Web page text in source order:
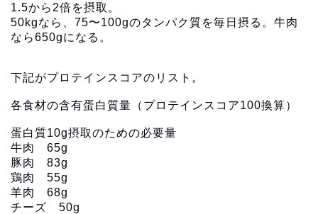
1.5から2倍を摂取。
50kgなら、75〜100gのタンパク質を毎日摂る。牛肉
なら650gになる。
下記がプロテインスコアのリスト。
各食材の含有蛋白質量（プロテインスコア100換算）
蛋白質10g摂取のための必要量
牛肉 65g
豚肉 83g
鶏肉 55g
羊肉 68g
チーズ 50g